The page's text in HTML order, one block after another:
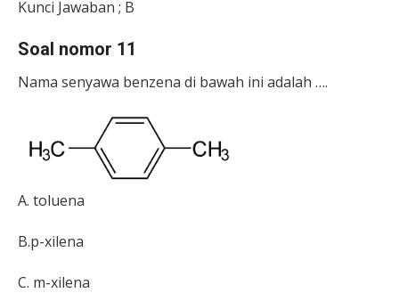
Kunci Jawaban ; B
Soal nomor 11
Nama senyawa benzena di bawah ini adalah ….
A. toluena
B.p-xilena
C. m-xilena